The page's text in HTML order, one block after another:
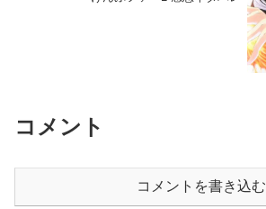
コメント
コメントを書き込む